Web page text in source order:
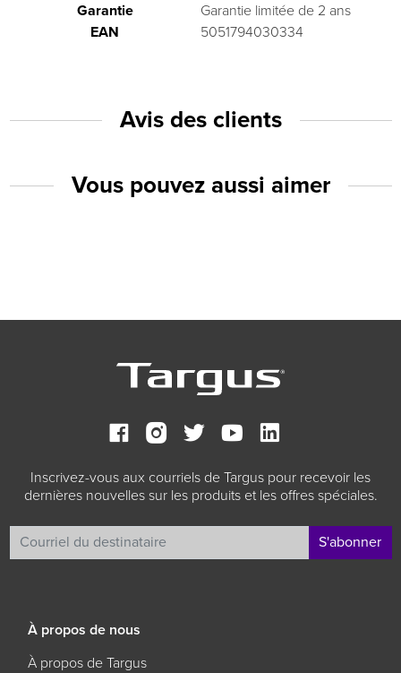
Garantie
Garantie limitée de 2 ans
EAN
5051794030334
Avis des clients
Vous pouvez aussi aimer
Inscrivez-vous aux courriels de Targus pour recevoir les
dernières nouvelles sur les produits et les offres spéciales.
S'abonner
À propos de nous
À propos de Targus